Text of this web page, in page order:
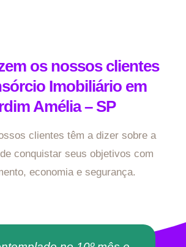
os nossos clientes
Imobiliário em
Amélia – SP
clientes têm a dizer sobre a
conquistar seus objetivos com
economia e segurança.